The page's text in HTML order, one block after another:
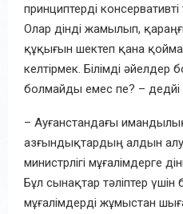
принциптерді консервативті
Олар дінді жамылып,
құқығын шектеп қана
келтірмек. Білімді әйелдер
болмайды емес пе? –
– Ауғанстандағы
азғындықтардың алдын алу
министрлігі мұғалімдерге
Бұл сынақтар тәліптер үшін
мұғалімдерді жұмыстан